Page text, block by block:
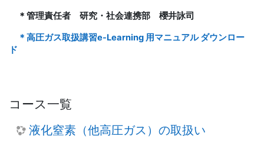
＊管理責任者 研究・社会連携部 櫻井詠司
＊高圧ガス取扱講習e-Learning 用マニュアル ダウンロー
ド
コース一覧
液化窒素（他高圧ガス）の取扱い